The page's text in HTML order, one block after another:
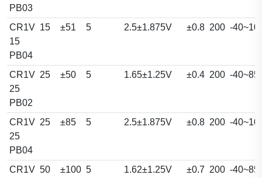
PB03
CR1V
15
PB04
15 ±51 5 2.5±1.875V ±0.8 200 -
CR1V
25
PB02
25 ±50 5 1.65±1.25V ±0.4 200 -40~85
CR1V
25
PB04
25 ±85 5 2.5±1.875V ±0.8 200 -
CR1V 50 ±100 5 1.62±1.25V ±0.7 200 -40~85